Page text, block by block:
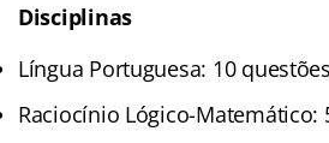
Disciplinas
Língua Portuguesa: 10 questões
Raciocínio Lógico-Matemático: